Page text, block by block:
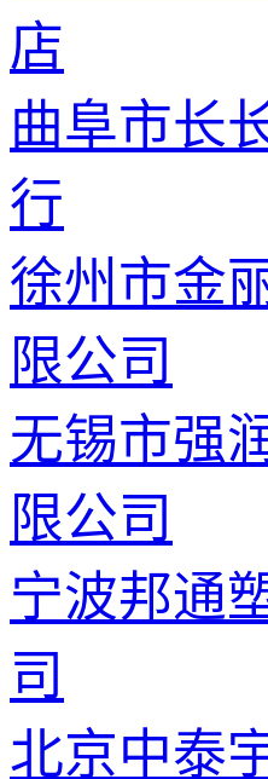
店
曲阜市长
行
徐州市金
限公司
无锡市强
限公司
宁波邦通
司
北京中泰